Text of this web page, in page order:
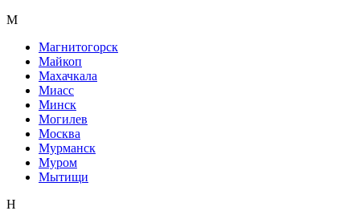
М
Магнитогорск
Майкоп
Махачкала
Миасс
Минск
Могилев
Москва
Мурманск
Муром
Мытищи
Н